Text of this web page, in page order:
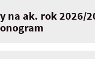
na ak. rok 2026/